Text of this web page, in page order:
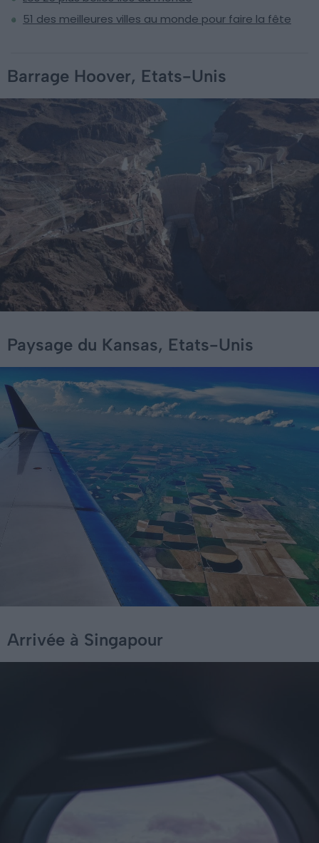
51 des meilleures villes au monde pour faire la fête
Barrage Hoover, Etats-Unis
Paysage du Kansas, Etats-Unis
Arrivée à Singapour